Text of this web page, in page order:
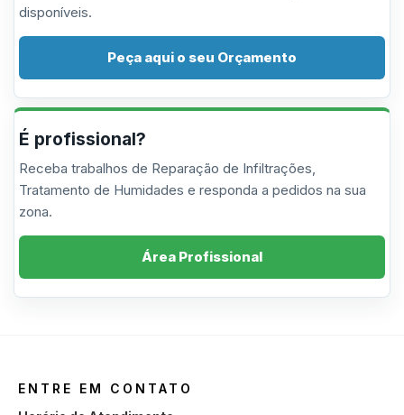
disponíveis.
Peça aqui o seu Orçamento
É profissional?
Receba trabalhos de Reparação de Infiltrações,
Tratamento de Humidades e responda a pedidos na sua
zona.
Área Profissional
ENTRE EM CONTATO